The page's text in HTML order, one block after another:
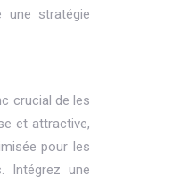
une stratégie
crucial de les
et attractive,
pour les
Intégrez une